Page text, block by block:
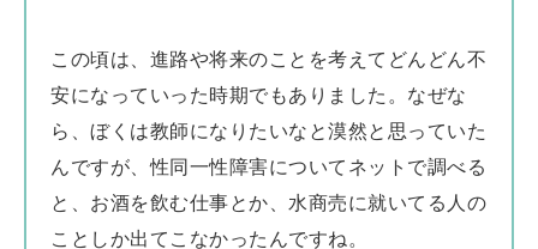
この頃は、進路や将来のことを考えてどんどん不
安になっていった時期でもありました。なぜな
ら、ぼくは教師になりたいなと漠然と思っていた
んですが、性同一性障害についてネットで調べる
と、お酒を飲む仕事とか、水商売に就いてる人の
ことしか出てこなかったんですね。